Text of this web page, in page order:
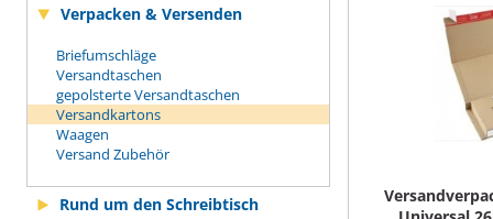
Verpacken & Versenden
Briefumschläge
Versandtaschen
gepolsterte Versandtaschen
Versandkartons
Waagen
Versand Zubehör
Rund um den Schreibtisch